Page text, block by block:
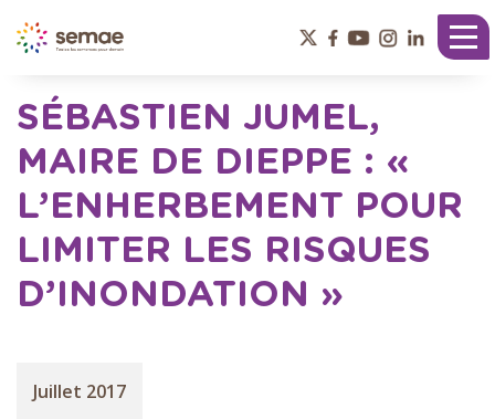
SÉBASTIEN JUMEL,
MAIRE DE DIEPPE : «
L’ENHERBEMENT POUR
LIMITER LES RISQUES
D’INONDATION »
Juillet 2017